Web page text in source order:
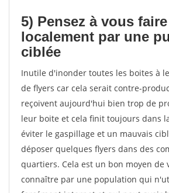
5) Pensez à vous
localement par une
ciblée
Inutile d'inonder toutes les boites à
de flyers car cela serait contre-
reçoivent aujourd'hui bien trop de
leur boite et cela finit toujours dans
éviter le gaspillage et un mauvais
déposer quelques flyers dans des
quartiers. Cela est un bon moyen de
connaître par une population qui